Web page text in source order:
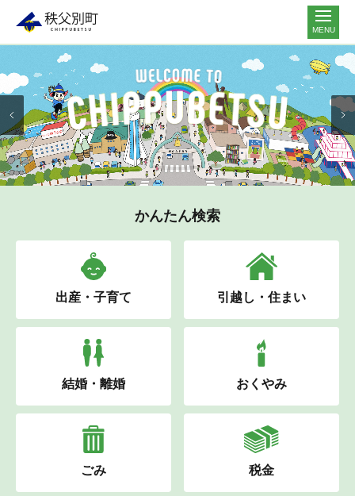
MENU
かんたん検索
出産・子育て 引越し・住まい
結婚・離婚 おくやみ
ごみ 税金